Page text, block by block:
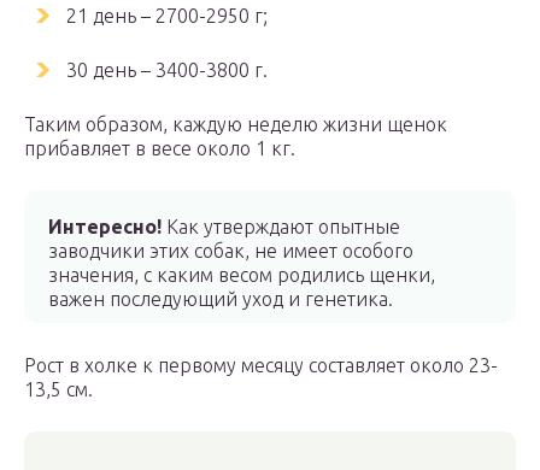
21 день – 2700-2950 г;
30 день – 3400-3800 г.
Таким образом, каждую неделю жизни щенок
прибавляет в весе около 1 кг.
Интересно! Как утверждают опытные
заводчики этих собак, не имеет особого
значения, с каким весом родились щенки,
важен последующий уход и генетика.
Рост в холке к первому месяцу составляет около 23-
13,5 см.